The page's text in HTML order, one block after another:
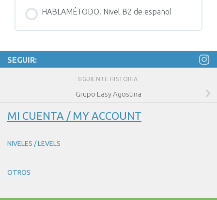
0% COMPLETADO 0/0 pasos
HABLAMÉTODO. Nivel B2 de español
SEGUIR:
SIGUIENTE HISTORIA
Grupo Easy Agostina
MI CUENTA / MY ACCOUNT
NIVELES / LEVELS
OTROS